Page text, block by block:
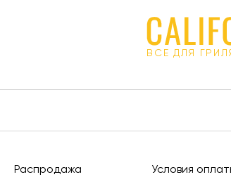
ВСЕ ДЛЯ
Распродажа Условия